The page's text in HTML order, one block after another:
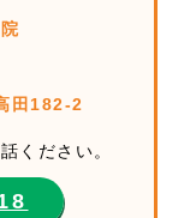
田182-2
ください。